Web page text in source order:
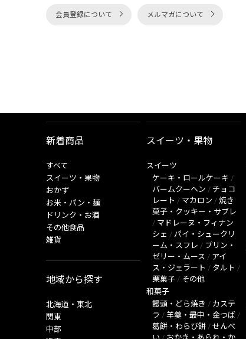
会員登録について メルマガについて
新着商品
すべて
スイーツ・果物
おかず
お米・パン・麺
ドリンク・お酒
その他食品
雑貨
地域から探す
北海道・東北
関東
中部
スイーツ・果物
スイーツ
ケーキ・ロールケーキ /
バームクーヘン / チョコ
レート / マカロン / 焼き
菓子・クッキー・サブレ
/ マドレーヌ・フィナン
シェ / パイ・シュークリ
ーム・スフレ / プリン・
ゼリー・ムース / アイ
ス・ジェラート / タルト /
栗菓子 / その他
和菓子
饅頭・どら焼き / カステ
ラ / 羊羹・最中・金つば /
葛餅・わらび餅 / せんべ